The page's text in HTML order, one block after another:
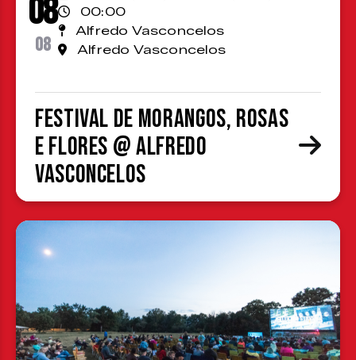
08
08
00:00
Alfredo Vasconcelos
Alfredo Vasconcelos
Festival de Morangos, Rosas
e Flores @ Alfredo
Vasconcelos